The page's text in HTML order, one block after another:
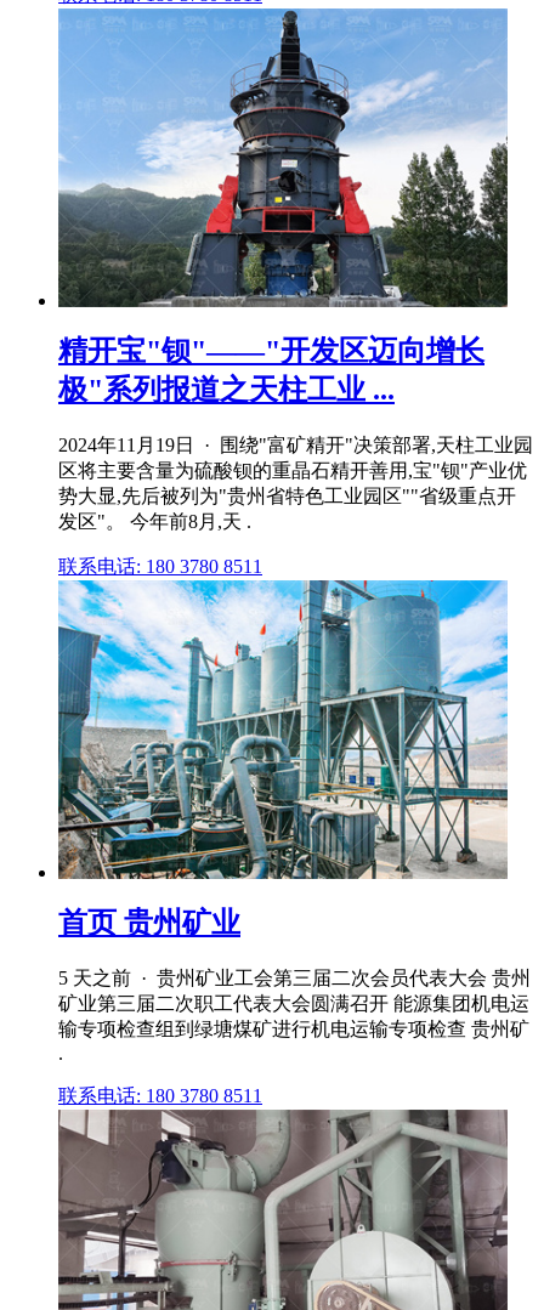
精开宝"钡"——"开发区迈向增长
极"系列报道之天柱工业 ...
2024年11月19日 · 围绕"富矿精开"决策部署,天柱工业园
区将主要含量为硫酸钡的重晶石精开善用,宝"钡"产业优
势大显,先后被列为"贵州省特色工业园区""省级重点开
发区"。 今年前8月,天 .
联系电话: 180 3780 8511
首页 贵州矿业
5 天之前 · 贵州矿业工会第三届二次会员代表大会 贵州
矿业第三届二次职工代表大会圆满召开 能源集团机电运
输专项检查组到绿塘煤矿进行机电运输专项检查 贵州矿
.
联系电话: 180 3780 8511